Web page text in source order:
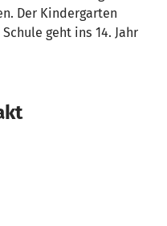
Der Kindergarten
geht ins 14. Jahr